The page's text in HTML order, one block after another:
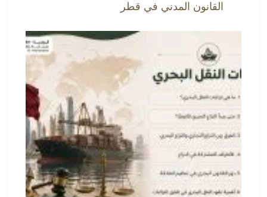
القانون المدني في قطر